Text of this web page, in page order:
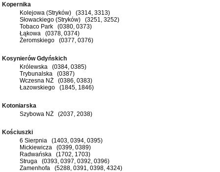
Kopernika
Kolejowa (Stryków) (3314, 3313)
Słowackiego (Stryków) (3251, 3252)
Tobaco Park (0380, 0373)
Łąkowa (0378, 0374)
Żeromskiego (0377, 0376)
Kosynierów Gdyńskich
Królewska (0384, 0385)
Trybunalska (0387)
Wczesna NŻ (0386, 0383)
Łazowskiego (1845, 1846)
Kotoniarska
Szybowa NŻ (2037, 2038)
Kościuszki
6 Sierpnia (1403, 0394, 0395)
Mickiewicza (0399, 0389)
Radwańska (1702, 1703)
Struga (0393, 0397, 0392, 0396)
Zamenhofa (5288, 0391, 0398, 4324)